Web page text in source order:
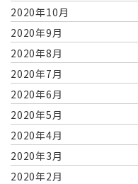
2020年10月
2020年9月
2020年8月
2020年7月
2020年6月
2020年5月
2020年4月
2020年3月
2020年2月